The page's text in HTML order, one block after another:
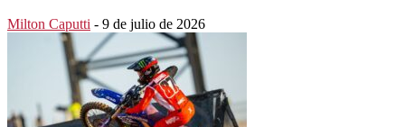
Milton Caputti - 9 de julio de 2026